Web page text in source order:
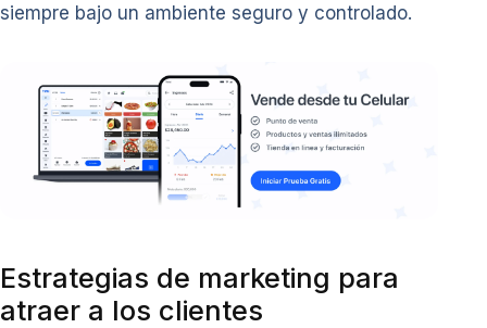
siempre bajo un ambiente seguro y controlado.
Estrategias de marketing para
atraer a los clientes